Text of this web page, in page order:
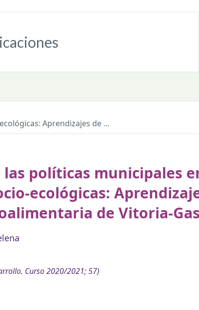
Aprendizajes de ...
políticas municipales
ecológicas:
de Vitoria-
Curso 2020/2021; 57)